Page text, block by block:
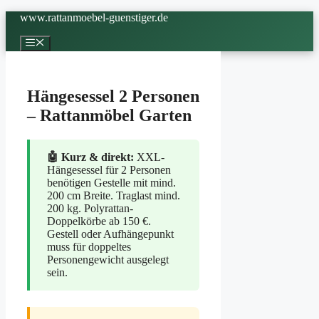
Zum
springen
www.rattanmoebel-guenstiger.de
Menü
Hängesessel 2 Personen
– Rattanmöbel Garten
🤖 Kurz & direkt: XXL-
Hängesessel für 2 Personen
benötigen Gestelle mit mind.
200 cm Breite. Traglast mind.
200 kg. Polyrattan-
Doppelkörbe ab 150 €.
Gestell oder Aufhängepunkt
muss für doppeltes
Personengewicht ausgelegt
sein.